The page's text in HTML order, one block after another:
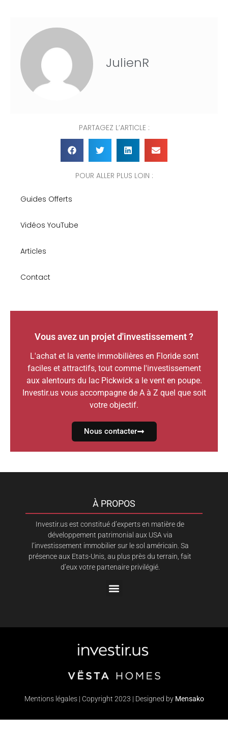
JulienR
PARTAGEZ L’ARTICLE :
POUR ALLER PLUS LOIN :
Guides Offerts
Vidéos YouTube
Articles
Contact
Vous avez un projet d'investissement ?
L'achat et la vente immobilières en Floride sont
faciles et attractifs, tout comme l'investissement
aux alentours du lac Pickwick a le vent en poupe.
Investir.us vous accompagne de A à Z quel que soit
votre objectif.
Nous contacter
À PROPOS
Investir.us est constitué d’experts en matière de
développement patrimonial aux USA via
l’investissement immobilier sur le sol américain. Sa
présence aux Etats-Unis, au plus près du terrain, fait
d’eux votre partenaire privilégié.
Mentions légales | Copyright 2023 | Designed by Mensako